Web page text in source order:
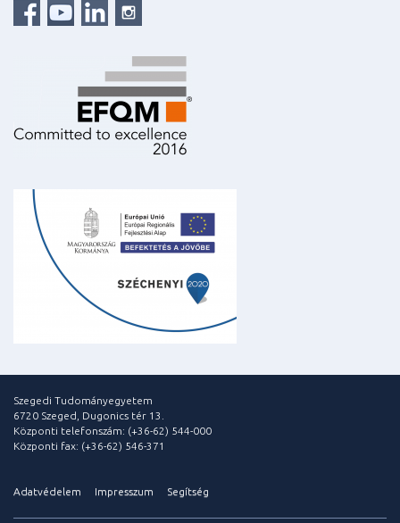
Szegedi Tudományegyetem
6720 Szeged, Dugonics tér 13.
Központi telefonszám: (+36-62) 544-000
Központi fax: (+36-62) 546-371
Adatvédelem Impresszum Segítség